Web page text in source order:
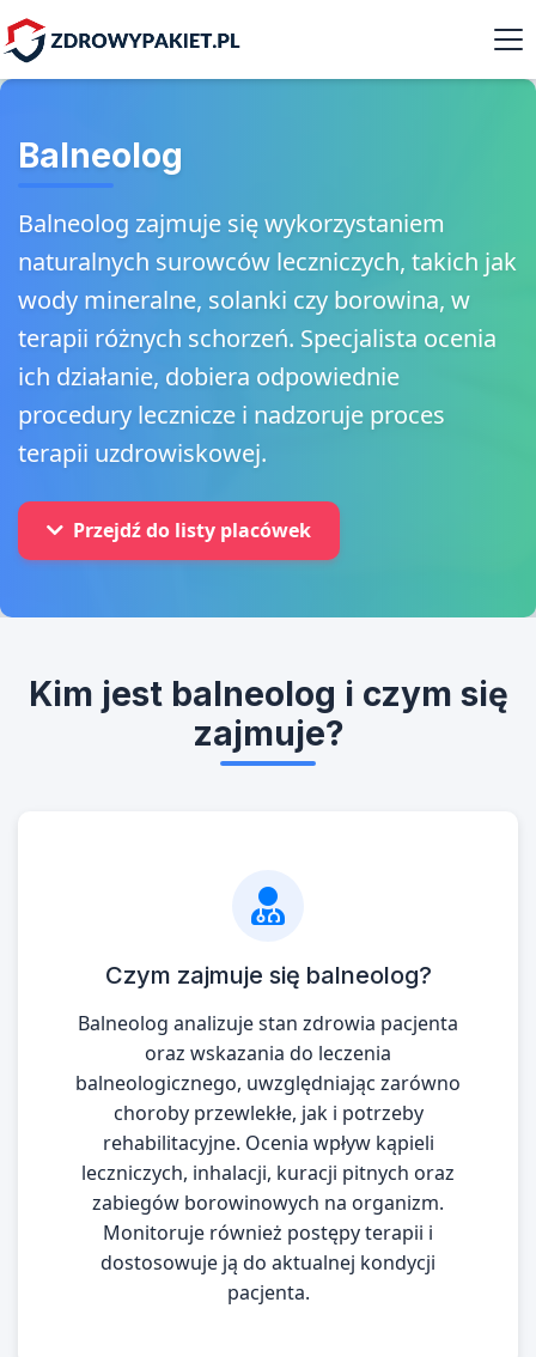
Balneolog
Balneolog zajmuje się wykorzystaniem
naturalnych surowców leczniczych, takich jak
wody mineralne, solanki czy borowina, w
terapii różnych schorzeń. Specjalista ocenia
ich działanie, dobiera odpowiednie
procedury lecznicze i nadzoruje proces
terapii uzdrowiskowej.
Przejdź do listy placówek
Kim jest balneolog i czym się
zajmuje?
Czym zajmuje się balneolog?
Balneolog analizuje stan zdrowia pacjenta
oraz wskazania do leczenia
balneologicznego, uwzględniając zarówno
choroby przewlekłe, jak i potrzeby
rehabilitacyjne. Ocenia wpływ kąpieli
leczniczych, inhalacji, kuracji pitnych oraz
zabiegów borowinowych na organizm.
Monitoruje również postępy terapii i
dostosowuje ją do aktualnej kondycji
pacjenta.